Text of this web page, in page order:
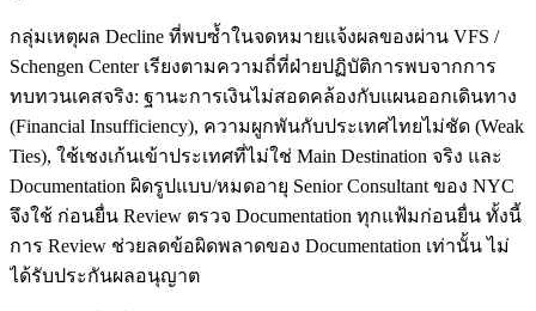
กลุ่มเหตุผล Decline ที่พบซ้ำในจดหมายแจ้งผลของผ่าน VFS /
Schengen Center เรียงตามความถี่ที่ฝ่ายปฏิบัติการพบจากการ
ทบทวนเคสจริง: ฐานะการเงินไม่สอดคล้องกับแผนออกเดินทาง
(Financial Insufficiency), ความผูกพันกับประเทศไทยไม่ชัด (Weak
Ties), ใช้เชงเก้นเข้าประเทศที่ไม่ใช่ Main Destination จริง และ
Documentation ผิดรูปแบบ/หมดอายุ Senior Consultant ของ NYC
จึงใช้ ก่อนยื่น Review ตรวจ Documentation ทุกแฟ้มก่อนยื่น ทั้งนี้
การ Review ช่วยลดข้อผิดพลาดของ Documentation เท่านั้น ไม่
ได้รับประกันผลอนุญาต